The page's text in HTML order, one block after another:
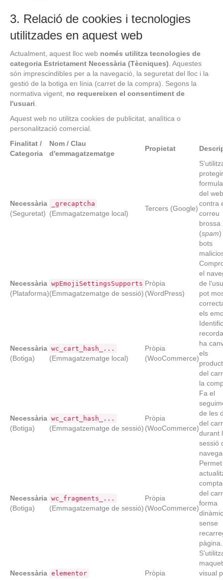
3. Relació de cookies i tecnologies
utilitzades en aquest web
Actualment, aquest lloc web només utilitza tecnologies de
categoria Estrictament Necessària (Tècniques) . Aquestes
són imprescindibles per a la navegació, la seguretat del lloc i la
gestió de la botiga en línia (carret de la compra). Segons la
normativa vigent, no requereixen el consentiment de
l'usuari
Aquest web no utilitza cookies de publicitat, analítica o
personalització comercial.
Finalitat /
Categoria
Nom / Clau
d'emmagatzematge
Propietat
Necessària
(Seguretat)
_grecaptcha
(Emmagatzematge local)
Tercers (Google)
del web
contra
correu
brossa
(spam)
bots
Necessària
(Plataforma)
wpEmojiSettingsSupports
(Emmagatzematge de sessió)
Pròpia
(WordPress)
el
de
pot
els
Necessària
(Botiga)
wc_cart_hash_...
(Emmagatzematge local)
Pròpia
(WooCommerce)
ha
els
del
la
Necessària
(Botiga)
wc_cart_hash_...
(Emmagatzematge de sessió)
Pròpia
(WooCommerce)
Fa el
de les
del
durant
sessió
Necessària
(Botiga)
wc_fragments_...
(Emmagatzematge de sessió)
Pròpia
(WooCommerce)
Permet
del
forma
sense
pàgina.
Necessària elementor
Pròpia
visual